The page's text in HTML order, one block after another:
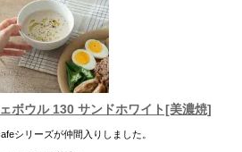
ボウル 130 サンドホワイト[美濃焼]
シリーズが仲間入りしました。